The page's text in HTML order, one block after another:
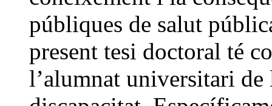
públiques de salut
present tesi doctoral té
l’alumnat universitari de